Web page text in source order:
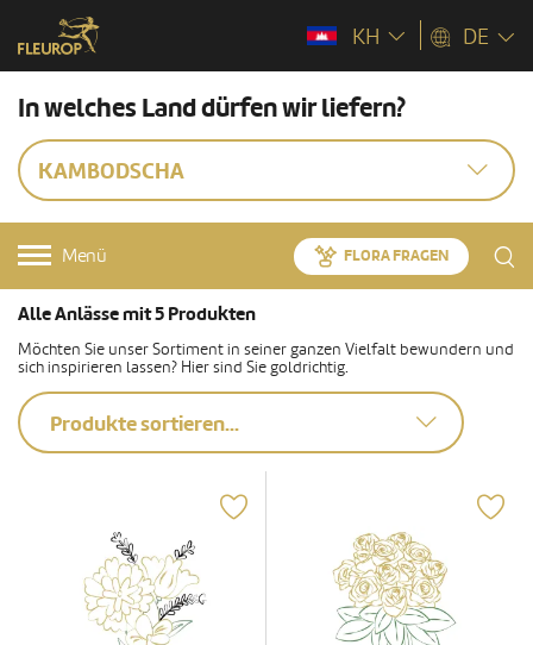
KH DE
In welches Land dürfen wir liefern?
KAMBODSCHA
Menü FLORA FRAGEN
Alle Anlässe mit 5 Produkten
Möchten Sie unser Sortiment in seiner ganzen Vielfalt bewundern und
sich inspirieren lassen? Hier sind Sie goldrichtig.
Produkte sortieren...